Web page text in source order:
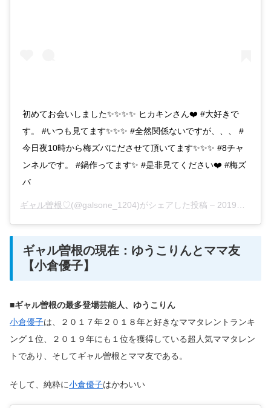
初めてお会いしました✨✨✨✨ ヒカキンさん❤️ #大好きで
す。 #いつも見てます✨✨✨ #全然関係ないですが、、、 #
今日夜10時から梅ズバにださせて頂いてます✨✨✨ #8チャ
ンネルです。 #鍋作ってます✨ #是非見てください❤️ #梅ズ
バ
ギャル曽根♡(@galsone_1204)がシェアした投稿 – 2019年 2月月19日午後11時31分PST
ギャル曽根の現在：ゆうこりんとママ友
【小倉優子】
■ギャル曽根の最多登場芸能人、ゆうこりん
小倉優子は、２０１７年２０１８年と好きなママタレントランキ
ング１位、２０１９年にも１位を獲得している超人気ママタレン
トであり、そしてギャル曽根とママ友である。
そして、純粋に小倉優子はかわいい